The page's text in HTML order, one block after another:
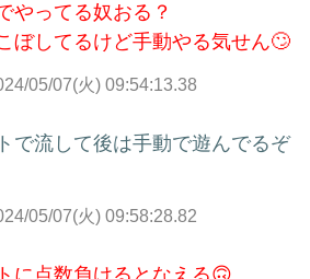
やってる奴おる？
ぼしてるけど手動やる気せん🙄
05/07(火) 09:54:13.38
で流して後は手動で遊んでるぞ
05/07(火) 09:58:28.82